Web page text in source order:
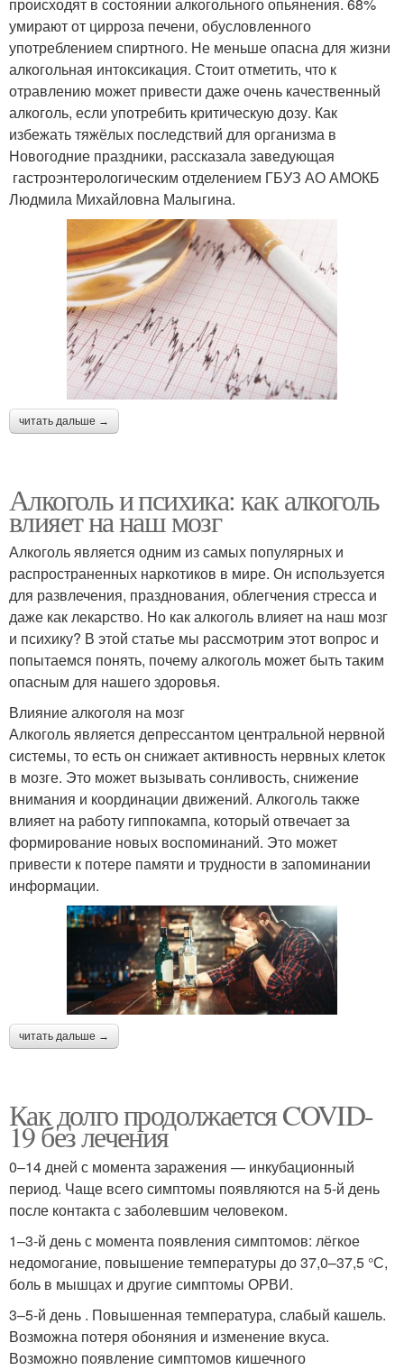
умирают от цирроза печени, обусловленного
употреблением спиртного. Не меньше опасна для жизни
алкогольная интоксикация. Стоит отметить, что к
отравлению может привести даже очень качественный
алкоголь, если употребить критическую дозу. Как
избежать тяжёлых последствий для организма в
Новогодние праздники, рассказала заведующая
гастроэнтерологическим отделением ГБУЗ АО АМОКБ
Людмила Михайловна Малыгина.
читать дальше →
Алкоголь и психика: как алкоголь
влияет на наш мозг
Алкоголь является одним из самых популярных и
распространенных наркотиков в мире. Он используется
для развлечения, празднования, облегчения стресса и
даже как лекарство. Но как алкоголь влияет на наш мозг
и психику? В этой статье мы рассмотрим этот вопрос и
попытаемся понять, почему алкоголь может быть таким
опасным для нашего здоровья.
Влияние алкоголя на мозг
Алкоголь является депрессантом центральной нервной
системы, то есть он снижает активность нервных клеток
в мозге. Это может вызывать сонливость, снижение
внимания и координации движений. Алкоголь также
влияет на работу гиппокампа, который отвечает за
формирование новых воспоминаний. Это может
привести к потере памяти и трудности в запоминании
информации.
читать дальше →
Как долго продолжается COVID-
19 без лечения
0–14 дней с момента заражения — инкубационный
период. Чаще всего симптомы появляются на 5-й день
после контакта с заболевшим человеком.
1–3-й день с момента появления симптомов: лёгкое
недомогание, повышение температуры до 37,0–37,5 °С,
боль в мышцах и другие симптомы ОРВИ.
3–5-й день . Повышенная температура, слабый кашель.
Возможна потеря обоняния и изменение вкуса.
Возможно появление симптомов кишечного